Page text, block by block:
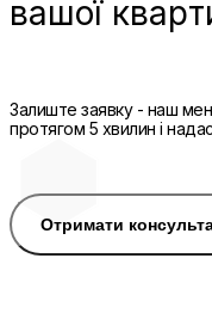
вашої
Залиште заявку - наш
протягом 5 хвилин і
Отримати